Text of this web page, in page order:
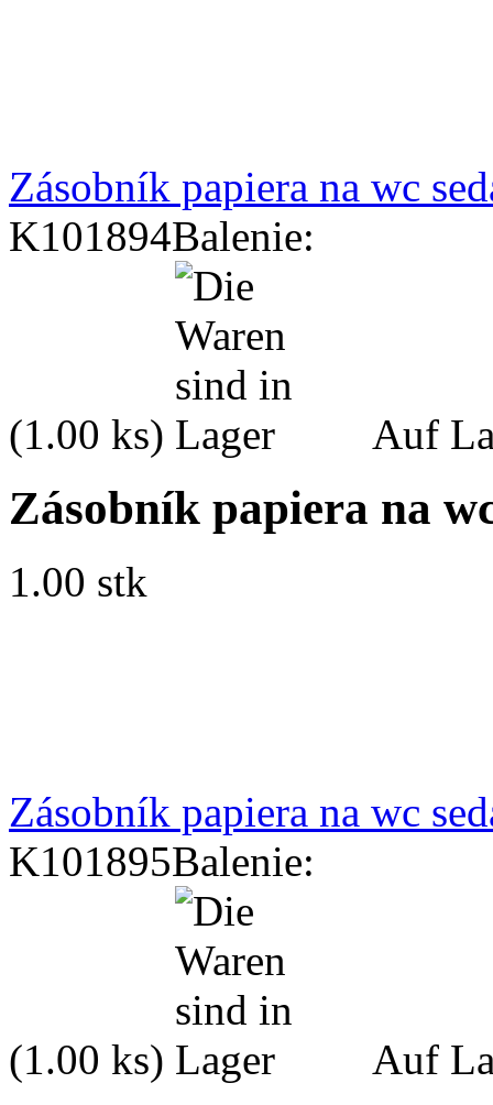
Zásobník papiera na wc
K101894Balenie:
(1.00 ks) Auf
Zásobník papiera na
1.00 stk
Zásobník papiera na wc
K101895Balenie:
(1.00 ks) Auf